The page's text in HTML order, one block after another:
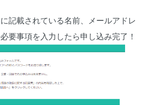
記載されている名前、メールアドレ
要事項を入力したら申し込み完了！